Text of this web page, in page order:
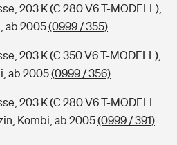
203 K (C 280 V6 T-MODELL),
ab 2005(0999 / 355)
203 K (C 350 V6 T-MODELL),
ab 2005(0999 / 356)
203 K (C 280 V6 T-MODELL
Kombi, ab 2005(0999 / 391)